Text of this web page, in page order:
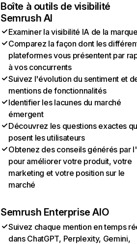
Boîte à outils de visibilité
Semrush AI
Examiner la visibilité IA de la
Comparez la façon dont les
plateformes vous présentent par
à vos concurrents
Suivez l'évolution du sentiment et
mentions de fonctionnalités
Identifier les lacunes du marché
émergent
Découvrez les questions exactes
posent les utilisateurs
Obtenez des conseils générés par
pour améliorer votre produit, votre
marketing et votre position sur le
marché
Semrush Enterprise AIO
Suivez chaque mention en temps
dans ChatGPT, Perplexity, Gemini,